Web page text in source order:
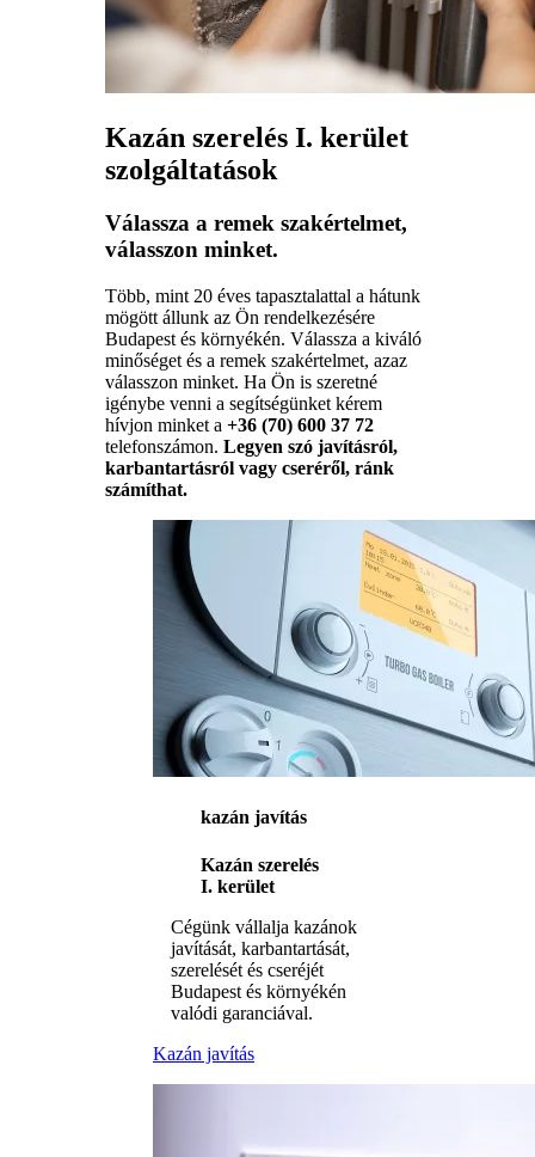
Kazán szerelés I. kerület
szolgáltatások
Válassza a remek szakértelmet,
válasszon minket.
Több, mint 20 éves tapasztalattal a hátunk
mögött állunk az Ön rendelkezésére
Budapest és környékén. Válassza a kiváló
minőséget és a remek szakértelmet, azaz
válasszon minket. Ha Ön is szeretné
igénybe venni a segítségünket kérem
hívjon minket a +36 (70) 600 37 72
telefonszámon. Legyen szó javításról,
karbantartásról vagy cseréről, ránk
számíthat.
kazán javítás
Kazán szerelés
I. kerület
Cégünk vállalja kazánok
javítását, karbantartását,
szerelését és cseréjét
Budapest és környékén
valódi garanciával.
Kazán javítás